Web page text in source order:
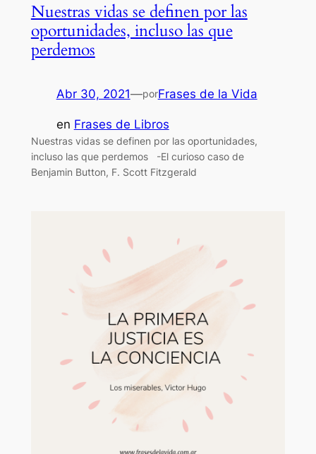
Nuestras vidas se definen por las
oportunidades, incluso las que
perdemos
Abr 30, 2021—porFrases de la Vida
en Frases de Libros
Nuestras vidas se definen por las oportunidades,
incluso las que perdemos -El curioso caso de
Benjamin Button, F. Scott Fitzgerald